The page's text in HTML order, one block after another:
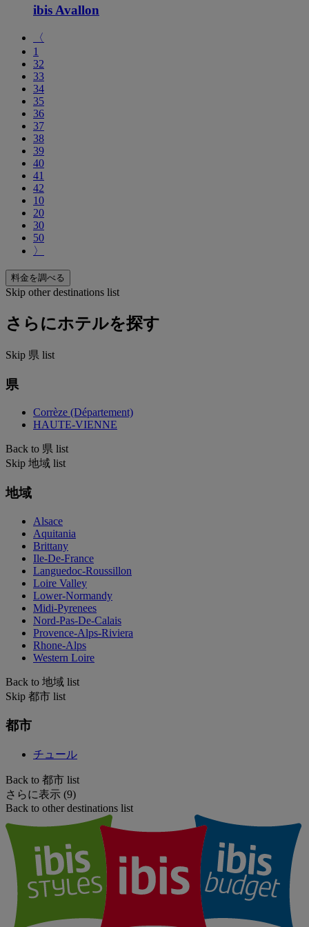
ibis Avallon
〈
1
32
33
34
35
36
37
38
39
40
41
42
10
20
30
50
〉
料金を調べる
Skip other destinations list
さらにホテルを探す
Skip 県 list
県
Corrèze (Département)
HAUTE-VIENNE
Back to 県 list
Skip 地域 list
地域
Alsace
Aquitania
Brittany
Ile-De-France
Languedoc-Roussillon
Loire Valley
Lower-Normandy
Midi-Pyrenees
Nord-Pas-De-Calais
Provence-Alps-Riviera
Rhone-Alps
Western Loire
Back to 地域 list
Skip 都市 list
都市
チュール
Back to 都市 list
さらに表示 (9)
Back to other destinations list